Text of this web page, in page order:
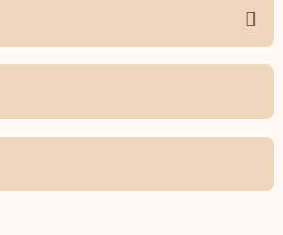
açıklamalarında ve diğer konularda
formunu kullanarak tarafımıza